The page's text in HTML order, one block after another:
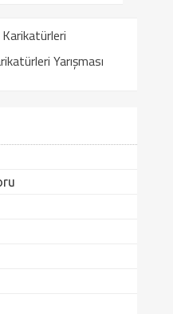
Yarışması